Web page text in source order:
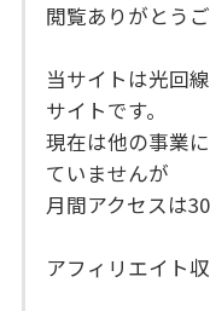
閲覧ありがとうご
当サイトは光回
サイトです。
現在は他の事業
ていませんが
月間アクセスは
アフィリエイト